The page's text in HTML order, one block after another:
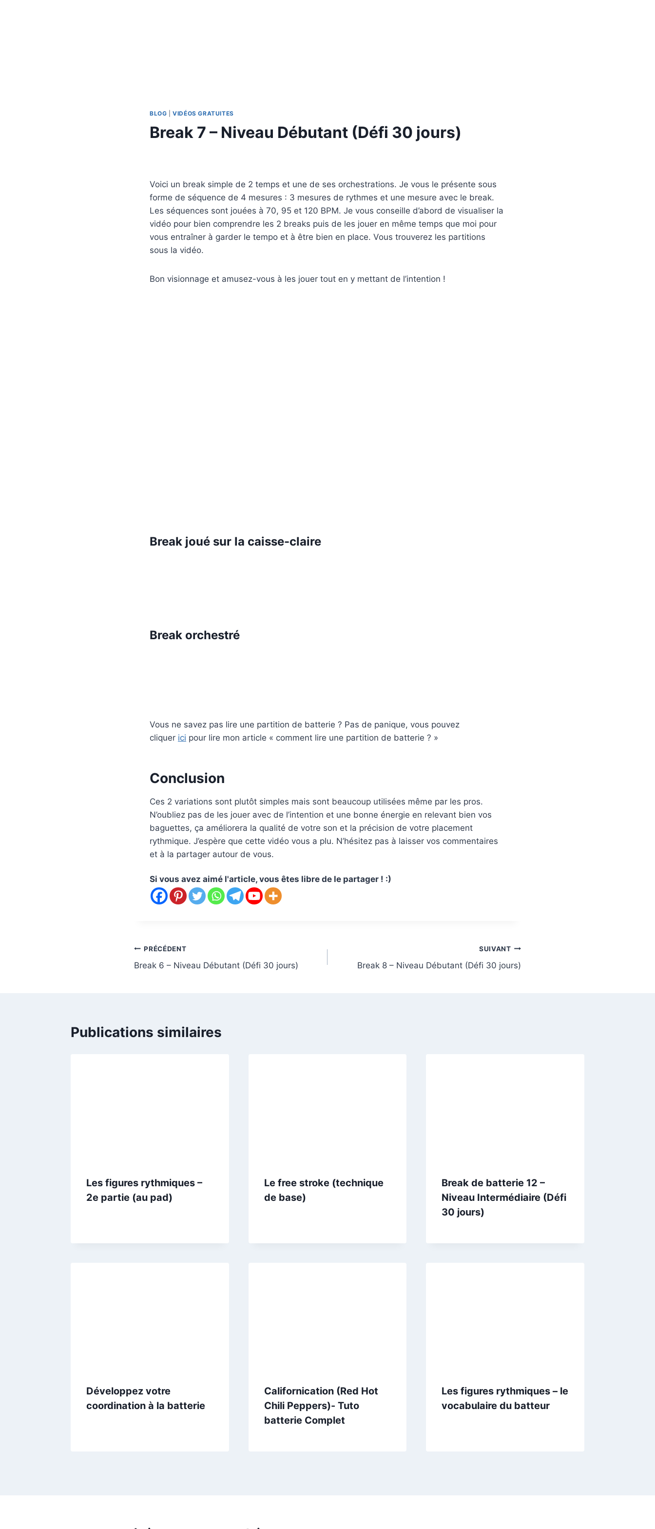
BLOG |VIDÉOS GRATUITES
Break 7 – Niveau Débutant (Défi 30 jours)
Voici un break simple de 2 temps et une de ses orchestrations. Je vous le présente sous
forme de séquence de 4 mesures : 3 mesures de rythmes et une mesure avec le break.
Les séquences sont jouées à 70, 95 et 120 BPM. Je vous conseille d’abord de visualiser la
vidéo pour bien comprendre les 2 breaks puis de les jouer en même temps que moi pour
vous entraîner à garder le tempo et à être bien en place. Vous trouverez les partitions
sous la vidéo.
Bon visionnage et amusez-vous à les jouer tout en y mettant de l’intention !
Break joué sur la caisse-claire
Break orchestré
Vous ne savez pas lire une partition de batterie ? Pas de panique, vous pouvez
cliquer ici pour lire mon article « comment lire une partition de batterie ? »
Conclusion
Ces 2 variations sont plutôt simples mais sont beaucoup utilisées même par les pros.
N’oubliez pas de les jouer avec de l’intention et une bonne énergie en relevant bien vos
baguettes, ça améliorera la qualité de votre son et la précision de votre placement
rythmique. J’espère que cette vidéo vous a plu. N’hésitez pas à laisser vos commentaires
et à la partager autour de vous.
Si vous avez aimé l'article, vous êtes libre de le partager ! :)
Navigation
de
PRÉCÉDENT
Break 6 – Niveau Débutant (Défi 30 jours)
SUIVANT
Break 8 – Niveau Débutant (Défi 30 jours)
Publications similaires
Les figures rythmiques –
2e partie (au pad)
Le free stroke (technique
de base)
Break de batterie 12 –
Niveau Intermédiaire (Défi
30 jours)
Développez votre
coordination à la batterie
Californication (Red Hot
Chili Peppers)- Tuto
batterie Complet
Les figures rythmiques – le
vocabulaire du batteur